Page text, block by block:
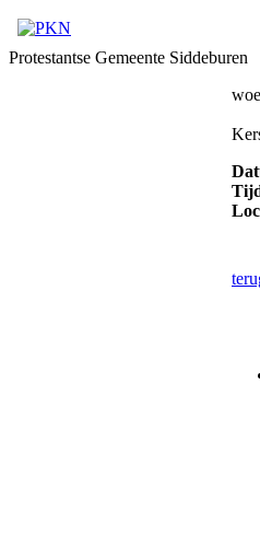
Protestantse Gemeente Siddeburen